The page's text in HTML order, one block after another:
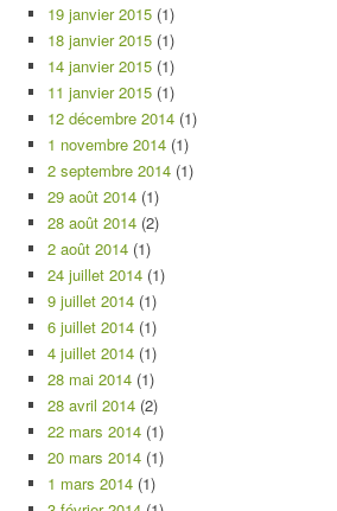
19 janvier 2015 (1)
18 janvier 2015 (1)
14 janvier 2015 (1)
11 janvier 2015 (1)
12 décembre 2014 (1)
1 novembre 2014 (1)
2 septembre 2014 (1)
29 août 2014 (1)
28 août 2014 (2)
2 août 2014 (1)
24 juillet 2014 (1)
9 juillet 2014 (1)
6 juillet 2014 (1)
4 juillet 2014 (1)
28 mai 2014 (1)
28 avril 2014 (2)
22 mars 2014 (1)
20 mars 2014 (1)
1 mars 2014 (1)